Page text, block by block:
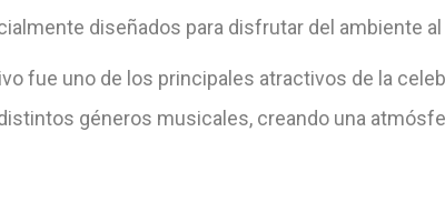
diseñados para disfrutar del ambiente al
fue uno de los principales atractivos de la
géneros musicales, creando una